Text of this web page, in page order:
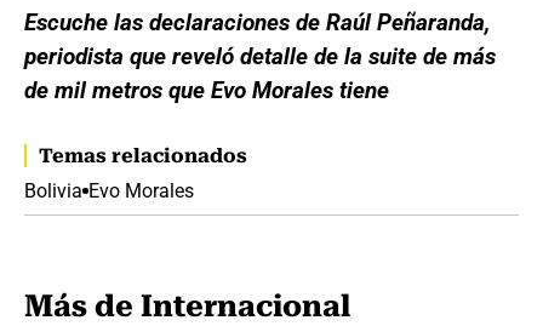
Escuche las declaraciones de Raúl Peñaranda,
periodista que reveló detalle de la suite de más
de mil metros que Evo Morales tiene
Temas relacionados
Bolivia Evo Morales
Más de Internacional